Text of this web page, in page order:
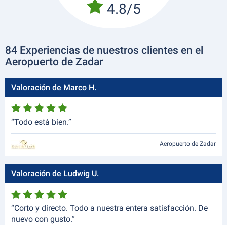
4.8/5
84 Experiencias de nuestros clientes en el
Aeropuerto de Zadar
Valoración de Marco H.
“Todo está bien.”
Aeropuerto de Zadar
Valoración de Ludwig U.
“Corto y directo. Todo a nuestra entera satisfacción. De
nuevo con gusto.”